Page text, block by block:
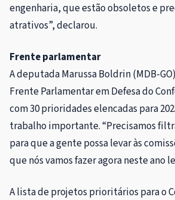
engenharia, que estão obsoletos e
atrativos”, declarou.
Frente parlamentar
A deputada Marussa Boldrin (MDB-
Frente Parlamentar em Defesa do
com 30 prioridades elencadas para
trabalho importante. “Precisamos
para que a gente possa levar às
que nós vamos fazer agora neste ano
A lista de projetos prioritários para o